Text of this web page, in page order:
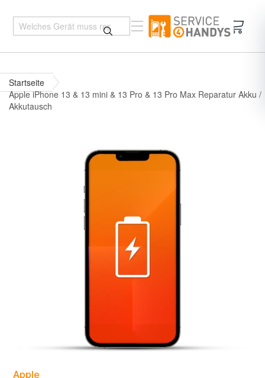
Startseite
Apple iPhone 13 & 13 mini & 13 Pro & 13 Pro Max Reparatur Akku /
Akkutausch
Apple